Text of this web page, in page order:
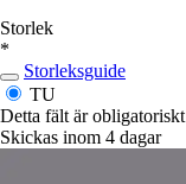
Storlek
*
Storleksguide
TU
Detta fält är obligatoriskt
Skickas inom 4 dagar